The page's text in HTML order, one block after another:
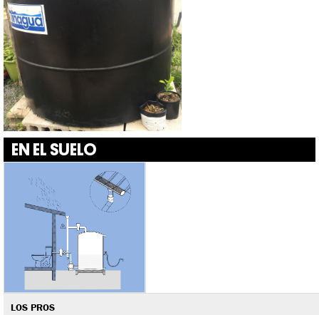
EN EL SUELO
LOS PROS